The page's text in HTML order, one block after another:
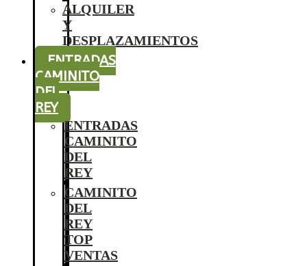
ALQUILER
Y
DESPLAZAMIENTOS
ENTRADAS
CAMINITO
DEL
REY
ENTRADAS
CAMINITO
DEL
REY
CAMINITO
DEL
REY
TOP
VENTAS